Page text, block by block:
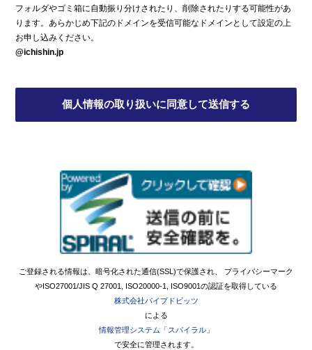
フォルダやゴミ箱に自動振り分けされたり、削除されたりする可能性があ
ります。あらかじめ下記のドメインを受信可能なドメインとして設定の上
お申し込みください。
@ichishin.jp
ご登録される情報は、暗号化された通信(SSL)で保護され、 プライバシーマーク
やISO27001/JIS Q 27001, ISO20000-1, ISO9001の認証を取得している
株式会社パイプドビッツ
による
情報管理システム「スパイラル」
で安全に管理されます。